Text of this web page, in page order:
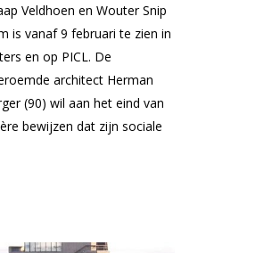
Veldhoen en Wouter Snip
is vanaf 9 februari te zien in
en op PICL. De
architect Herman
(90) wil aan het eind van
bewijzen dat zijn sociale